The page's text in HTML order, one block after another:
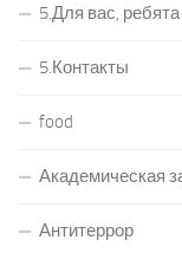
5.Для вас, ребята
5.Контакты
food
Академическая
Антитеррор